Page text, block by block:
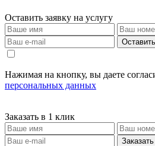
Оставить заявку на услугу
Нажимая на кнопку, вы даете
персональных данных
Заказать в 1 клик